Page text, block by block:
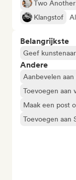
Two Another
Klangstof
Belangrijkste
Geef
Andere
Aanbevelen
Toevoegen aan
Maak een post
Toevoegen aan